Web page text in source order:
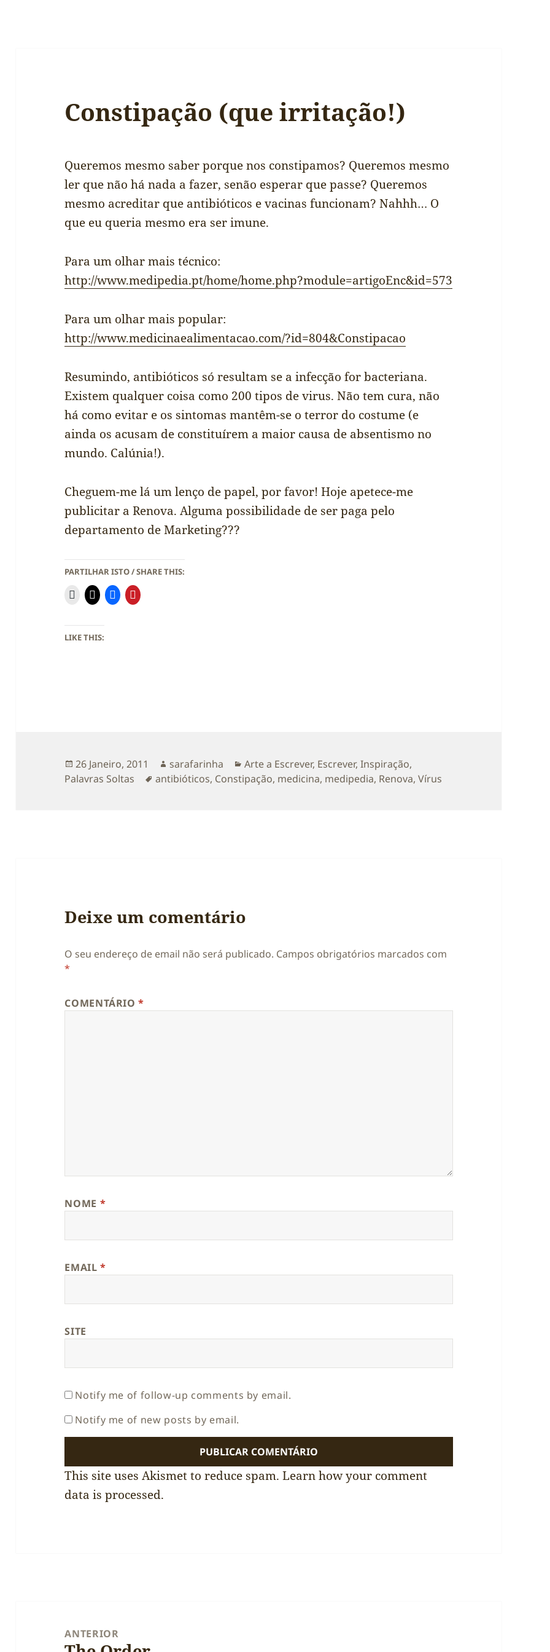
Constipação (que irritação!)
Queremos mesmo saber porque nos constipamos? Queremos mesmo
ler que não há nada a fazer, senão esperar que passe? Queremos
mesmo acreditar que antibióticos e vacinas funcionam? Nahhh… O
que eu queria mesmo era ser imune.
Para um olhar mais técnico:
http://www.medipedia.pt/home/home.php?module=artigoEnc&id=573
Para um olhar mais popular:
http://www.medicinaealimentacao.com/?id=804&Constipacao
Resumindo, antibióticos só resultam se a infecção for bacteriana.
Existem qualquer coisa como 200 tipos de virus. Não tem cura, não
há como evitar e os sintomas mantêm-se o terror do costume (e
ainda os acusam de constituírem a maior causa de absentismo no
mundo. Calúnia!).
Cheguem-me lá um lenço de papel, por favor! Hoje apetece-me
publicitar a Renova. Alguma possibilidade de ser paga pelo
departamento de Marketing???
PARTILHAR ISTO / SHARE THIS:
LIKE THIS:
Publicado
a
26 Janeiro, 2011 Autor
sarafarinha Categorias
Arte a Escrever, Escrever,Inspiração,
Palavras Soltas
Etiquetas
antibióticos, Constipação, medicina, medipedia, Renova,Vírus
Deixe um comentário
O seu endereço de email não será publicado. Campos obrigatórios marcados com
*
COMENTÁRIO*
NOME *
EMAIL*
SITE
Notify me of follow-up comments by email.
Notify me of new posts by email.
This site uses Akismet to reduce spam.Learn how your comment
data is processed.
ANTERIOR